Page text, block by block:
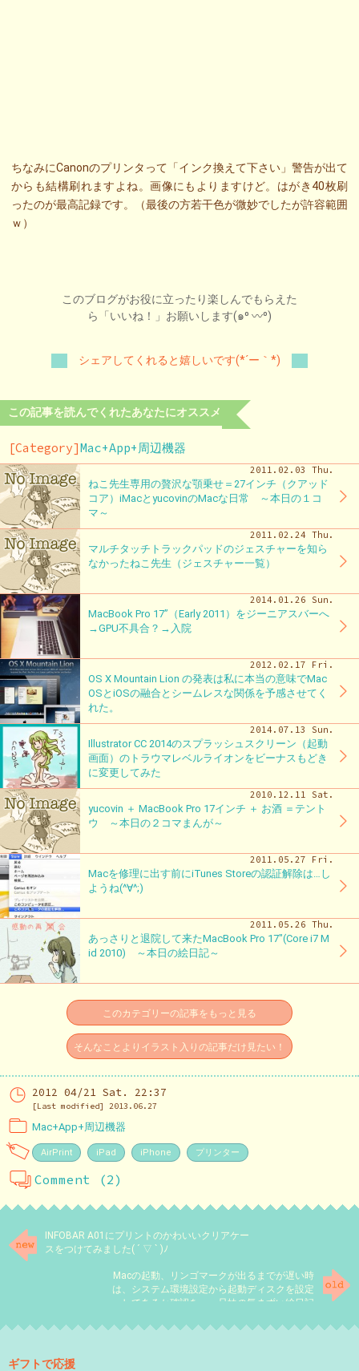
ちなみにCanonのプリンタって「インク換えて下さい」警告が出て
からも結構刷れますよね。画像にもよりますけど。はがき40枚刷
ったのが最高記録です。（最後の方若干色が微妙でしたが許容範囲
ｗ）
このブログがお役に立ったり楽しんでもらえた
ら「いいね！」お願いします(๑⁰ 〰⁰)
シェアしてくれると嬉しいです(*´ー｀*)
この記事を読んでくれたあなたにオススメ
[Category]Mac+App+周辺機器
2011.02.03 Thu.
ねこ先生専用の贅沢な顎乗せ＝27インチ（クアッド
コア）iMacとyucovinのMacな日常 ～本日の１コ
マ～
2011.02.24 Thu.
マルチタッチトラックパッドのジェスチャーを知ら
なかったねこ先生（ジェスチャー一覧）
2014.01.26 Sun.
MacBook Pro 17”（Early 2011）をジーニアスバーへ
→GPU不具合？→入院
2012.02.17 Fri.
OS X Mountain Lion の発表は私に本当の意味でMac
OSとiOSの融合とシームレスな関係を予感させてく
れた。
2014.07.13 Sun.
Illustrator CC 2014のスプラッシュスクリーン（起動
画面）のトラウマレベルライオンをビーナスもどき
に変更してみた
2010.12.11 Sat.
yucovin ＋ MacBook Pro 17インチ ＋ お酒 ＝テント
ウ ～本日の２コマまんが～
2011.05.27 Fri.
Macを修理に出す前にiTunes Storeの認証解除は…し
ようね(^∀^;)
2011.05.26 Thu.
あっさりと退院して来たMacBook Pro 17″(Core i7 M
id 2010) ～本日の絵日記～
このカテゴリーの記事をもっと見る
そんなことよりイラスト入りの記事だけ見たい！
2012 04/21 Sat. 22:37
[Last modified] 2013.06.27
Mac+App+周辺機器
AirPrint iPad iPhone プリンター
Comment (2)
INFOBAR A01にプリントのかわいいクリアケー
スをつけてみました( ´ ▽ ` )ﾉ
Macの起動、リンゴマークが出るまでが遅い時
は、システム環境設定から起動ディスクを設定
してあるか確認を。～兄妹の気まずい絵日記
ギフトで応援